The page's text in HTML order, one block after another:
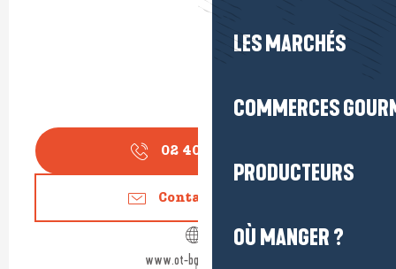
LES MARCHÉS
COMMERCES
PRODUCTEURS
OÙ MANGER ?
02 40 23 92
Contactez-nous
www.ot-batzsurmer.fr